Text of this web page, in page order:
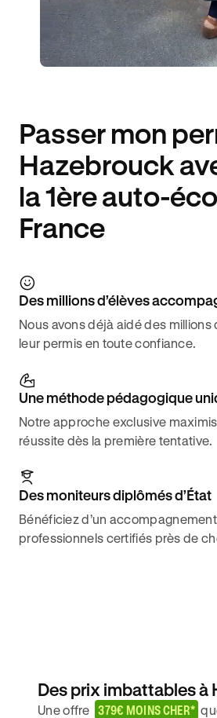
Passer mon
Hazebrouck
la 1ère auto-
France
Des millions d’élèves
Nous avons déjà aidé des millions
leur permis en toute confiance.
Une méthode pédagogique
Notre approche exclusive
réussite dès la première tentative.
Des moniteurs diplômés d’État
Bénéficiez d’un
professionnels certifiés près de
Des prix imbattables à
Une offre 379€ MOINS CHER*